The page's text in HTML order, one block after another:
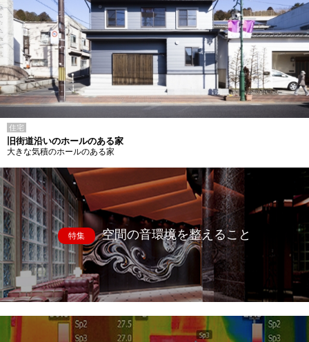
住宅
旧街道沿いのホールのある家
大きな気積のホールのある家
特集 空間の音環境を整えること